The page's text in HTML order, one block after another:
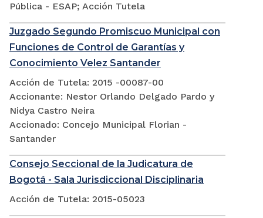
Pública - ESAP; Acción Tutela
Juzgado Segundo Promiscuo Municipal con
Funciones de Control de Garantías y
Conocimiento Velez Santander
Acción de Tutela: 2015 -00087-00
Accionante: Nestor Orlando Delgado Pardo y
Nidya Castro Neira
Accionado: Concejo Municipal Florian -
Santander
Consejo Seccional de la Judicatura de
Bogotá - Sala Jurisdiccional Disciplinaria
Acción de Tutela: 2015-05023